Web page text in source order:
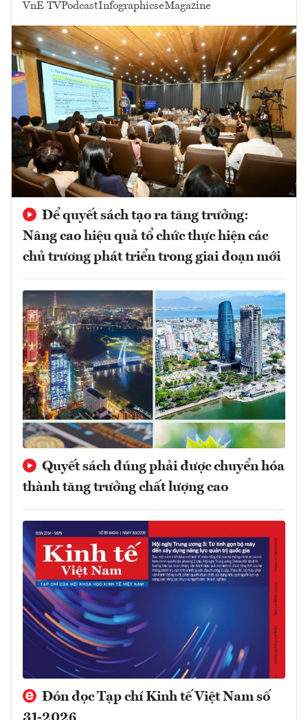
VnE TVPodcastInfographicseMagazine
Để quyết sách tạo ra tăng trưởng:
Nâng cao hiệu quả tổ chức thực hiện các
chủ trương phát triển trong giai đoạn mới
Quyết sách đúng phải được chuyển hóa
thành tăng trưởng chất lượng cao
Đón đọc Tạp chí Kinh tế Việt Nam số